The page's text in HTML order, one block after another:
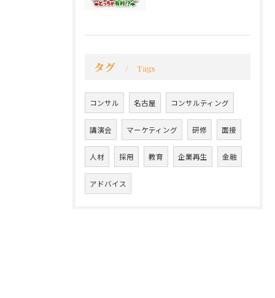
タグ Tags
コンサル 名古屋 コンサルティング
講演会 マーケティング 研修 面接
人材 採用 教育 企業再生 金融
アドバイス